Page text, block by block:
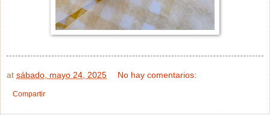
at sábado, mayo 24, 2025 No hay comentarios:
Compartir